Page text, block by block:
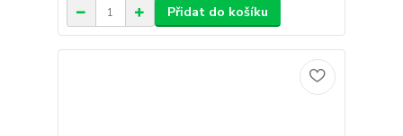
Přidat do košíku